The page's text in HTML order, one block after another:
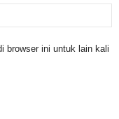
browser ini untuk lain kali